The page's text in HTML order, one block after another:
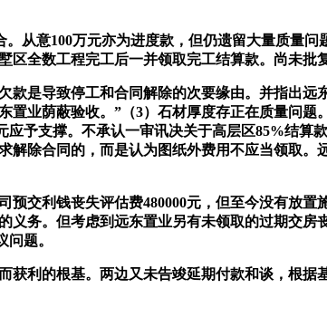
意100万元亦为进度款，但仍遗留大量质量问
全数工程完工后一并领取完工结算款。尚未批
是导致停工和合同解除的次要缘由。并指出远
业荫蔽验收。”（3）石材厚度存正在质量问
应予支撑。不承认一审讯决关于高层区85%结
除合同的，而是认为图纸外费用不应当领取
利钱丧失评估费480000元，但至今没有放置
义务。但考虑到远东置业另有未领取的过期交
题。
的根基。两边又未告竣延期付款和谈，根据